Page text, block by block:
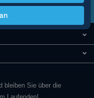
bleiben Sie über die